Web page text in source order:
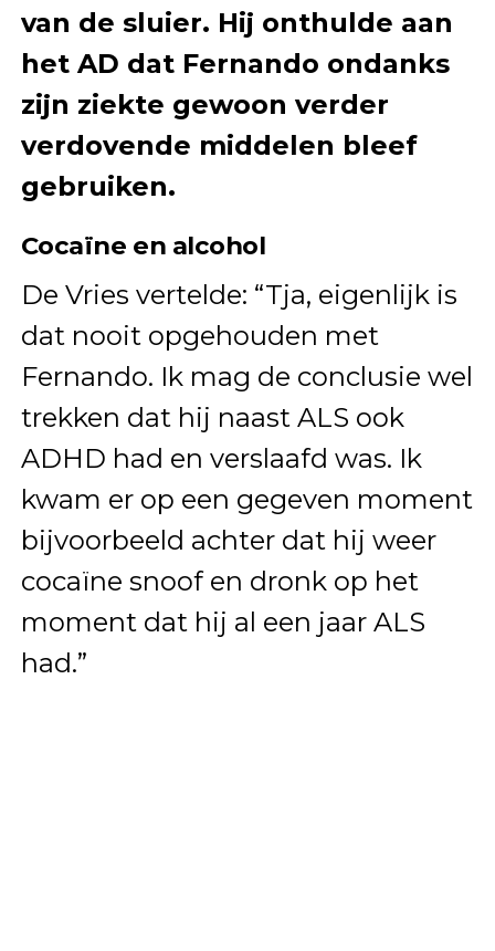
van de sluier. Hij onthulde aan
het AD dat Fernando ondanks
zijn ziekte gewoon verder
verdovende middelen bleef
gebruiken.
Cocaïne en alcohol
De Vries vertelde: “Tja, eigenlijk is
dat nooit opgehouden met
Fernando. Ik mag de conclusie wel
trekken dat hij naast ALS ook
ADHD had en verslaafd was. Ik
kwam er op een gegeven moment
bijvoorbeeld achter dat hij weer
cocaïne snoof en dronk op het
moment dat hij al een jaar ALS
had.”